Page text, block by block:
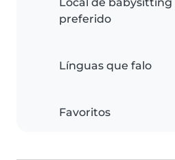
Local de babysitting
preferido
Línguas que falo
Favoritos